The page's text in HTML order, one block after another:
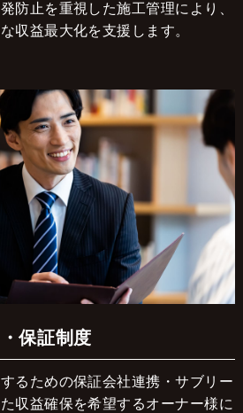
防止を重視した施工管理により、
収益最大化を支援します。
保証制度
るための保証会社連携・サブリー
収益確保を希望するオーナー様に